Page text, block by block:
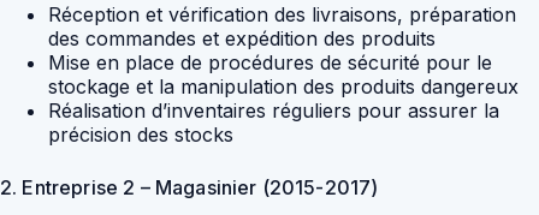
Réception et vérification des livraisons, préparation
des commandes et expédition des produits
Mise en place de procédures de sécurité pour le
stockage et la manipulation des produits dangereux
Réalisation d’inventaires réguliers pour assurer la
précision des stocks
2. Entreprise 2 – Magasinier (2015-2017)